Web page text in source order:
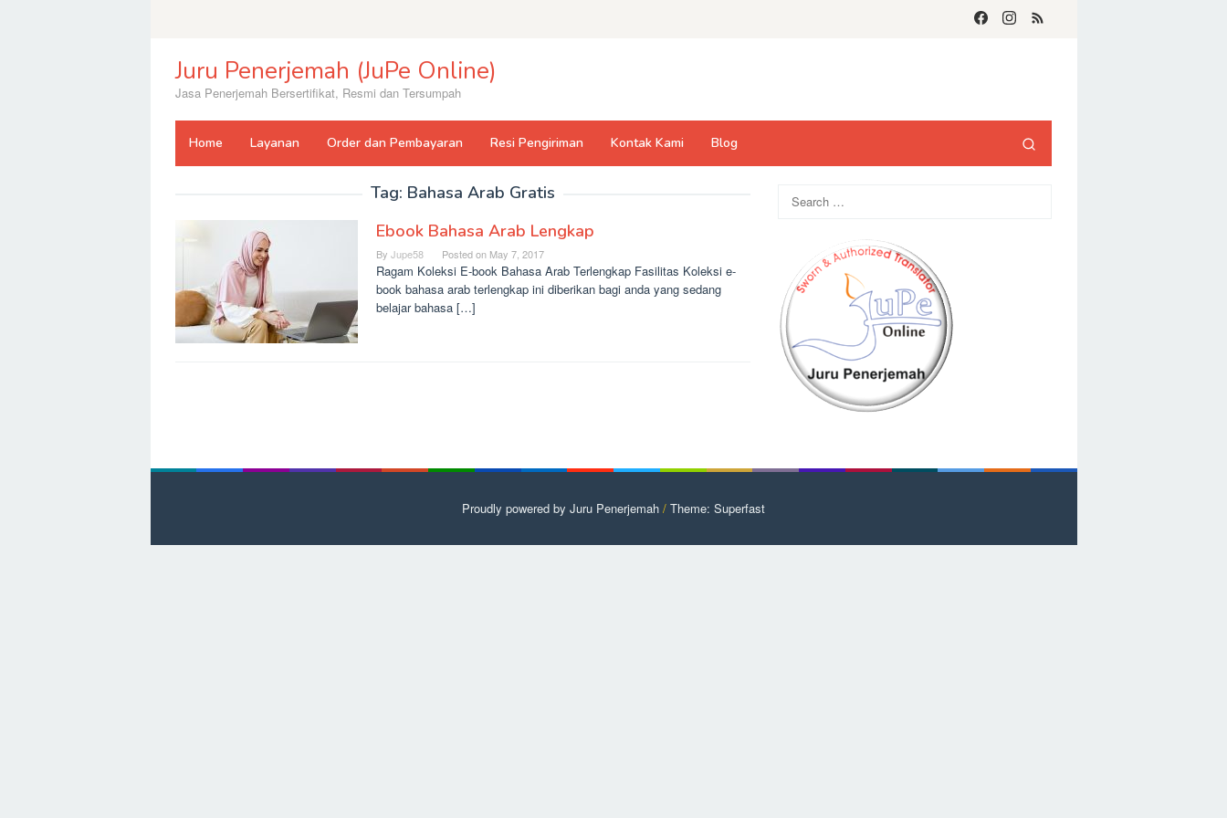
Juru Penerjemah (JuPe Online)
Jasa Penerjemah Bersertifikat, Resmi dan Tersumpah
Home Layanan Order dan Pembayaran Resi Pengiriman Kontak Kami Blog
Tag: Bahasa Arab Gratis
Ebook Bahasa Arab Lengkap
By Jupe58 Posted on May 7, 2017
Ragam Koleksi E-book Bahasa Arab Terlengkap Fasilitas Koleksi e-
book bahasa arab terlengkap ini diberikan bagi anda yang sedang
belajar bahasa […]
for:
Proudly powered by Juru Penerjemah / Theme: Superfast